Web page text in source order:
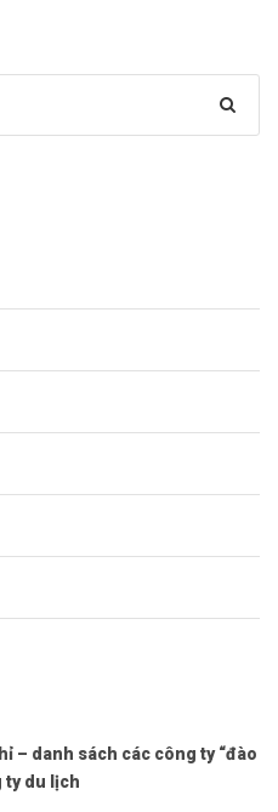
– danh sách các công ty “đào
ty du lịch